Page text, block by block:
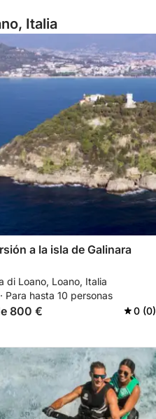
Italia
a la isla de Galinara
di Loano, Loano, Italia
Para hasta 10 personas
800 € 0 (0)